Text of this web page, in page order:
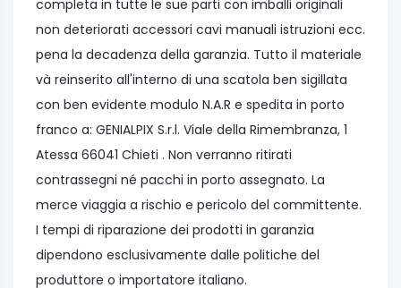
completa in tutte le sue parti con imballi originali
non deteriorati accessori cavi manuali istruzioni ecc.
pena la decadenza della garanzia. Tutto il materiale
và reinserito all'interno di una scatola ben sigillata
con ben evidente modulo N.A.R e spedita in porto
franco a: GENIALPIX S.r.l. Viale della Rimembranza, 1
Atessa 66041 Chieti . Non verranno ritirati
contrassegni né pacchi in porto assegnato. La
merce viaggia a rischio e pericolo del committente.
I tempi di riparazione dei prodotti in garanzia
dipendono esclusivamente dalle politiche del
produttore o importatore italiano.